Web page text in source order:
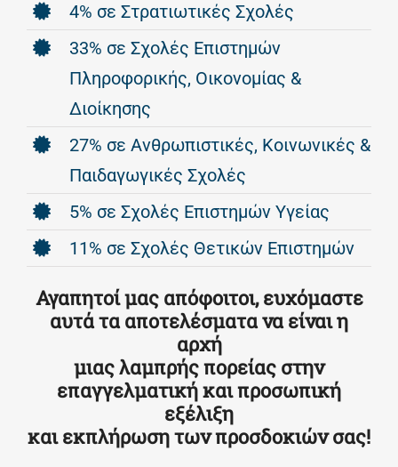
4% σε Στρατιωτικές Σχολές
33% σε Σχολές Επιστημών
Πληροφορικής, Οικονομίας &
Διοίκησης
27% σε Ανθρωπιστικές, Κοινωνικές &
Παιδαγωγικές Σχολές
5% σε Σχολές Επιστημών Υγείας
11% σε Σχολές Θετικών Επιστημών
Αγαπητοί μας απόφοιτοι, ευχόμαστε
αυτά τα αποτελέσματα να είναι η
αρχή
μιας λαμπρής πορείας στην
επαγγελματική και προσωπική
εξέλιξη
και εκπλήρωση των προσδοκιών σας!